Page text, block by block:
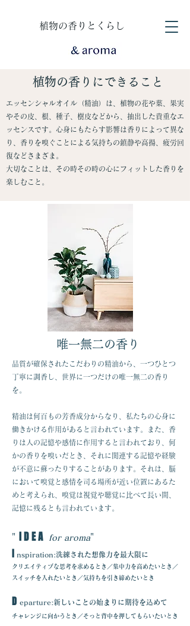
​植物の香りとくらし
​植物の香りにできること
エッセンシャルオイル（精油）は、植物の花や葉、果実
やその皮、根、種子、樹皮などから、抽出した貴重なエ
ッセンスです。心身にもたらす影響は香りによって異な
り、香りを嗅ぐことによる気持ちの鎮静や高揚、疲労回
復などさまざま。
大切なことは、その時その時の心にフィットした香りを
楽しむこと。
唯一無二の香り
品質が確保されたこだわりの精油から、一つひとつ
丁寧に調香し、世界に一つだけの唯一無二の香り
を。
精油は何百もの芳香成分からなり、私たちの心身に
働きかける作用があると言われています。また、香
りは人の記憶や感情に作用すると言われており、何
かの香りを嗅いだとき、それに関連する記憶や経験
が不意に蘇ったりすることがあります。それは、脳
において嗅覚と感情を司る場所が近い位置にあるた
めと考えられ、嗅覚は視覚や聴覚に比べて長い間、
記憶に残るとも言われています。
" IDEA for aroma"
I nspiration:洗練された想像力を最大限に
クリエイティブな思考を求めるとき／集中力を高めたいとき／
スイッチを入れたいとき／気持ちを引き締めたいとき
D eparture:新しいことの始まりに期待を込めて
チャレンジに向かうとき／そっと背中を押してもらいたいとき